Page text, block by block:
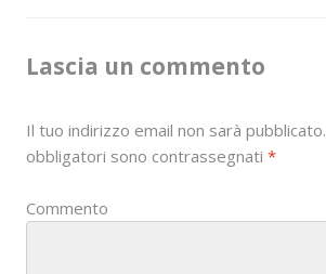
a
v
i
g
Lascia un commento
Il tuo indirizzo email non sarà pubblicato.
obbligatori sono contrassegnati *
Commento